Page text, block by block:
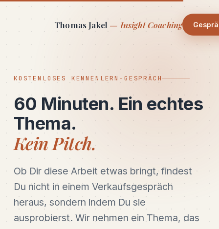
Thomas Jakel — Insight Coaching
KOSTENLOSES KENNENLERN-GESPRÄCH
60 Minuten. Ein echtes
Thema.
Kein Pitch.
Ob Dir diese Arbeit etwas bringt, findest
Du nicht in einem Verkaufsgespräch
heraus, sondern indem Du sie
ausprobierst. Wir nehmen ein Thema, das